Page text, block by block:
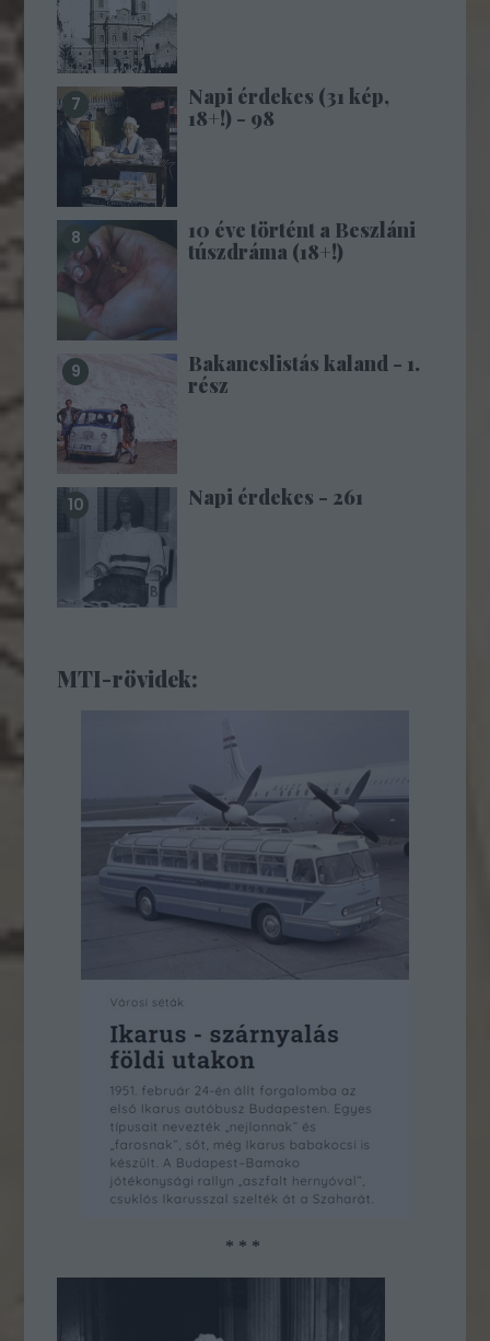
Napi érdekes (31 kép,
18+!) - 98
10 éve történt a Beszláni
túszdráma (18+!)
Bakancslistás kaland - 1.
rész
Napi érdekes - 261
MTI-rövidek:
* * *